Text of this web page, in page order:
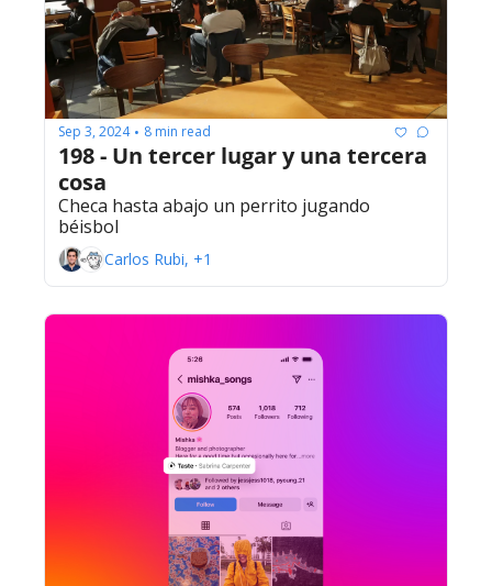
Sep 3, 2024 • 8 min read
198 - Un tercer lugar y una tercera
cosa
Checa hasta abajo un perrito jugando
béisbol
Carlos Rubi, +1